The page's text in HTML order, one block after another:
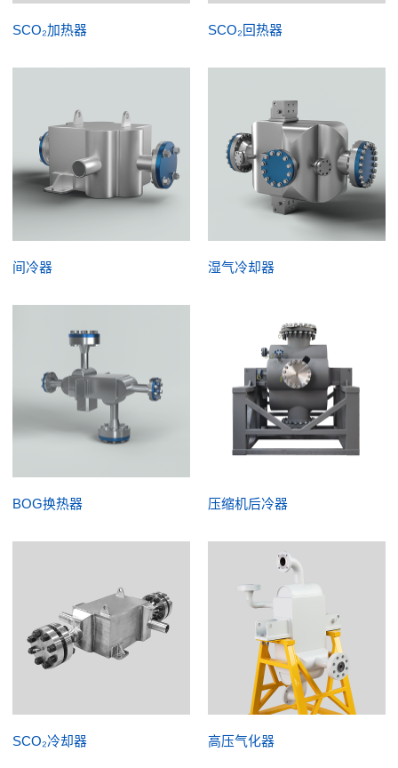
SCO₂加热器 SCO₂回热器
间冷器 湿气冷却器
BOG换热器 压缩机后冷器
SCO₂冷却器 高压气化器